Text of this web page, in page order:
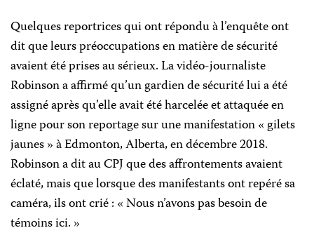
Quelques reportrices qui ont répondu à l’enquête ont
dit que leurs préoccupations en matière de sécurité
avaient été prises au sérieux. La vidéo-journaliste
Robinson a affirmé qu’un gardien de sécurité lui a été
assigné après qu’elle avait été harcelée et attaquée en
ligne pour son reportage sur une manifestation « gilets
jaunes » à Edmonton, Alberta, en décembre 2018.
Robinson a dit au CPJ que des affrontements avaient
éclaté, mais que lorsque des manifestants ont repéré sa
caméra, ils ont crié : « Nous n’avons pas besoin de
témoins ici. »